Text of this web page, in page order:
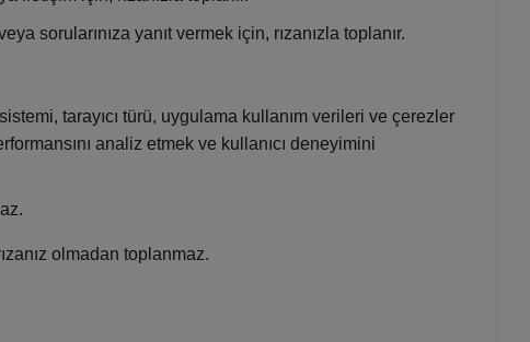
sorularınıza yanıt vermek için, rızanızla toplanır.
tarayıcı türü, uygulama kullanım verileri ve çerezler
analiz etmek ve kullanıcı deneyimini
olmadan toplanmaz.